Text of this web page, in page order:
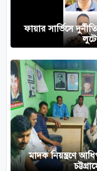
ফায়ার সার্ভিসে
মাদক নিয়ন্ত্রণে